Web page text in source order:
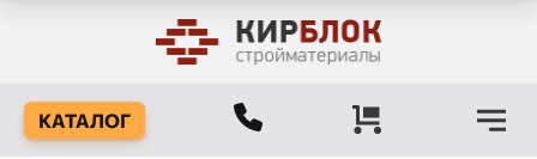
КАТАЛОГ